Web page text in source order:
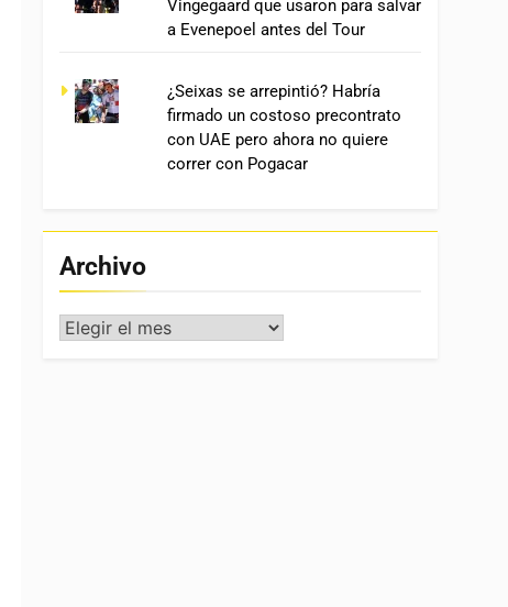
Vingegaard que usaron para salvar
a Evenepoel antes del Tour
¿Seixas se arrepintió? Habría
firmado un costoso precontrato
con UAE pero ahora no quiere
correr con Pogacar
Archivo
Archivo